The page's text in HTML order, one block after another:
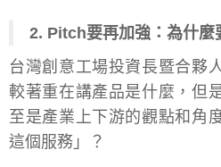
2. Pitch要再加強：為什麼
台灣創意工場投資長暨合夥
較著重在講產品是什麼，但
至是產業上下游的觀點和角
這個服務」？